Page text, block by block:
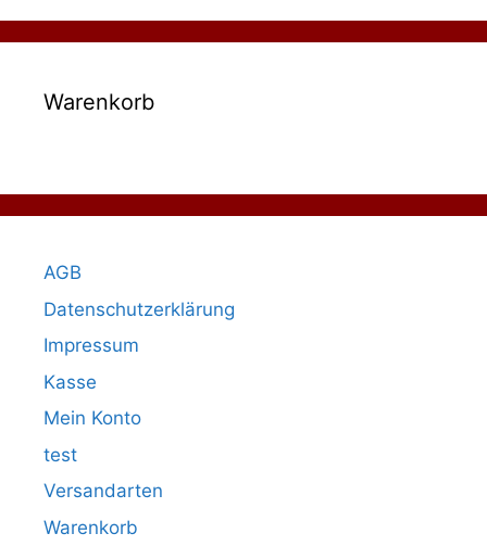
Warenkorb
AGB
Datenschutzerklärung
Impressum
Kasse
Mein Konto
test
Versandarten
Warenkorb